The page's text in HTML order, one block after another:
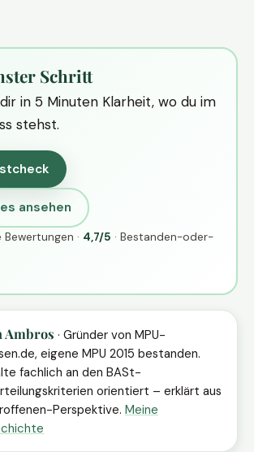
Schritt
in 5 Minuten Klarheit, wo du im
stehst.
ansehen
· 4,7/5 · Bestanden-oder-
Ambros · Gründer von MPU-
eigene MPU 2015 bestanden.
fachlich an den BASt-
orientiert – erklärt aus
Perspektive. Meine